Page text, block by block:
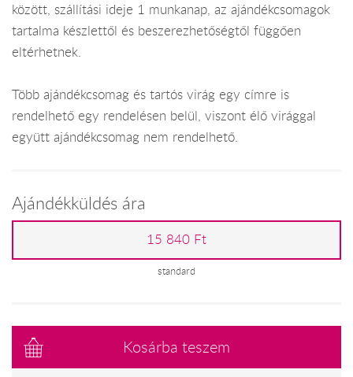
között, szállítási ideje 1 munkanap, az ajándékcsomagok
tartalma készlettől és beszerezhetőségtől függően
eltérhetnek.
Több ajándékcsomag és tartós virág egy címre is
rendelhető egy rendelésen belül, viszont élő virággal
együtt ajándékcsomag nem rendelhető.
Ajándékküldés ára
15 840 Ft
standard
Kosárba teszem